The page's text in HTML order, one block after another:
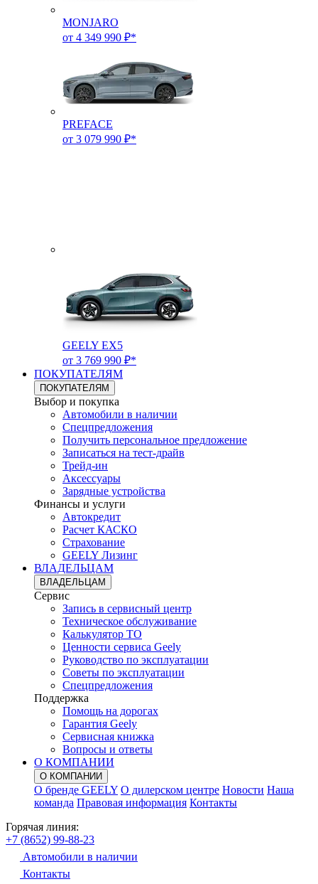
MONJARO
от 4 349 990 ₽*
PREFACE
от 3 079 990 ₽*
GEELY EX5
от 3 769 990 ₽*
ПОКУПАТЕЛЯМ
ПОКУПАТЕЛЯМ
Выбор и покупка
Автомобили в наличии
Спецпредложения
Получить персональное предложение
Записаться на тест-драйв
Трейд-ин
Аксессуары
Зарядные устройства
Финансы и услуги
Автокредит
Расчет КАСКО
Страхование
GEELY Лизинг
ВЛАДЕЛЬЦАМ
ВЛАДЕЛЬЦАМ
Сервис
Запись в сервисный центр
Техническое обслуживание
Калькулятор ТО
Ценности сервиса Geely
Руководство по эксплуатации
Советы по эксплуатации
Спецпредложения
Поддержка
Помощь на дорогах
Гарантия Geely
Сервисная книжка
Вопросы и ответы
О КОМПАНИИ
О КОМПАНИИ
О бренде GEELY О дилерском центре Новости Наша
команда Правовая информация Контакты
Горячая линия:
+7 (8652) 99-88-23
Автомобили в наличии
Контакты